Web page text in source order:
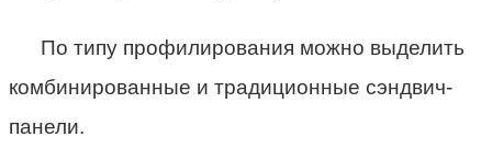
По типу профилирования можно выделить
комбинированные и традиционные сэндвич-
панели.